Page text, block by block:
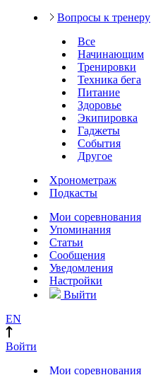
Вопросы к тренеру
Все
Начинающим
Тренировки
Техника бега
Питание
Здоровье
Экипировка
Гаджеты
События
Другое
Хронометраж
Подкасты
Мои соревнования
Упоминания
Статьи
Сообщения
Уведомления
Настройки
Выйти
EN
Войти
Мои соревнования